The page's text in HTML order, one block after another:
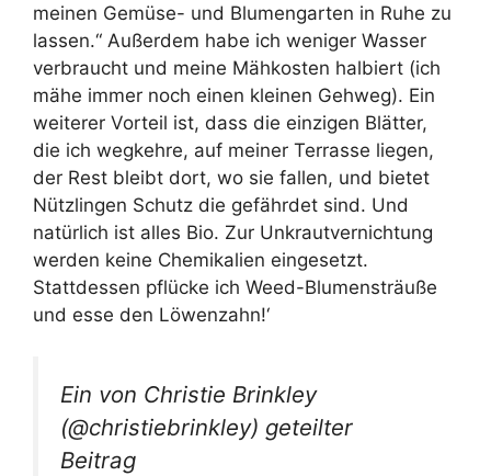
meinen Gemüse- und Blumengarten in Ruhe zu
lassen.“ Außerdem habe ich weniger Wasser
verbraucht und meine Mähkosten halbiert (ich
mähe immer noch einen kleinen Gehweg). Ein
weiterer Vorteil ist, dass die einzigen Blätter,
die ich wegkehre, auf meiner Terrasse liegen,
der Rest bleibt dort, wo sie fallen, und bietet
Nützlingen Schutz die gefährdet sind. Und
natürlich ist alles Bio. Zur Unkrautvernichtung
werden keine Chemikalien eingesetzt.
Stattdessen pflücke ich Weed-Blumensträuße
und esse den Löwenzahn!‘
Ein von Christie Brinkley
(@christiebrinkley) geteilter
Beitrag